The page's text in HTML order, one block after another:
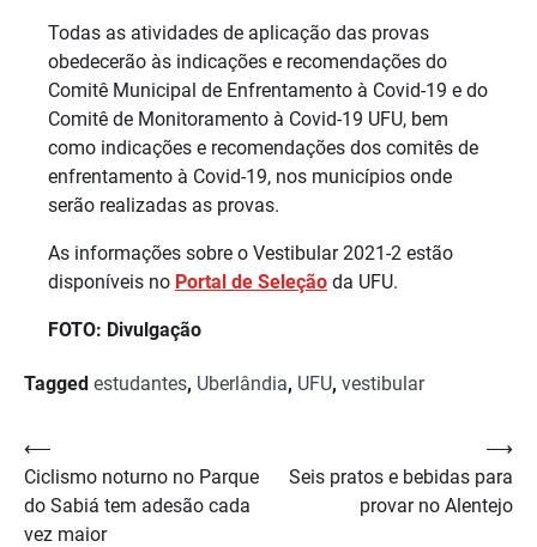
Todas as atividades de aplicação das provas
obedecerão às indicações e recomendações do
Comitê Municipal de Enfrentamento à Covid-19 e do
Comitê de Monitoramento à Covid-19 UFU, bem
como indicações e recomendações dos comitês de
enfrentamento à Covid-19, nos municípios onde
serão realizadas as provas.
As informações sobre o Vestibular 2021-2 estão
disponíveis no Portal de Seleção da UFU.
FOTO: Divulgação
Tagged estudantes, Uberlândia, UFU, vestibular
Navegação
de
Post
⟵
Ciclismo noturno no Parque
do Sabiá tem adesão cada
vez maior
Seis pratos e bebidas para
provar no Alentejo
⟶